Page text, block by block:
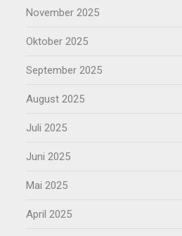
November 2025
Oktober 2025
September 2025
August 2025
Juli 2025
Juni 2025
Mai 2025
April 2025